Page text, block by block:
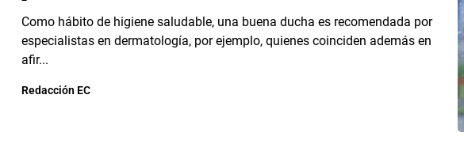
Como hábito de higiene saludable, una buena ducha es recomendada por
especialistas en dermatología, por ejemplo, quienes coinciden además en
afir...
Redacción EC